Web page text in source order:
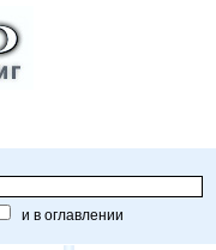
и в оглавлении